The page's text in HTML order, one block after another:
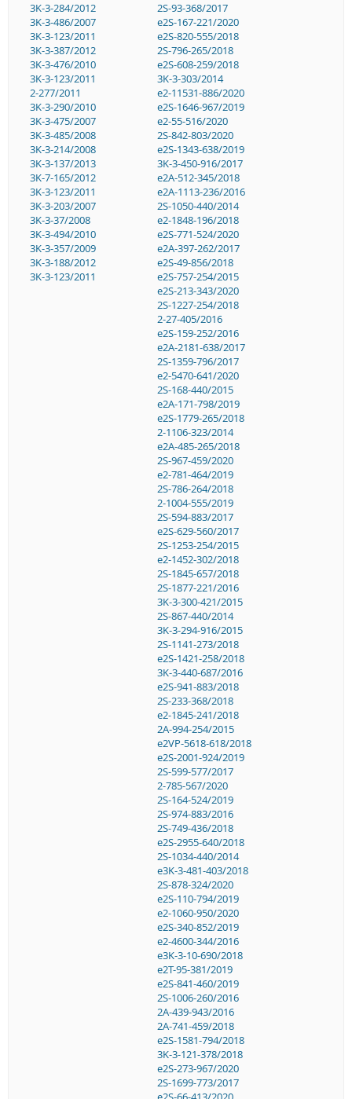
3K-3-284/2012
3K-3-486/2007
3K-3-123/2011
3K-3-387/2012
3K-3-476/2010
3K-3-123/2011
2-277/2011
3K-3-290/2010
3K-3-475/2007
3K-3-485/2008
3K-3-214/2008
3K-3-137/2013
3K-7-165/2012
3K-3-123/2011
3K-3-203/2007
3K-3-37/2008
3K-3-494/2010
3K-3-357/2009
3K-3-188/2012
3K-3-123/2011
2S-93-368/2017
e2S-167-221/2020
e2S-820-555/2018
2S-796-265/2018
e2S-608-259/2018
3K-3-303/2014
e2-11531-886/2020
e2S-1646-967/2019
e2-55-516/2020
2S-842-803/2020
e2S-1343-638/2019
3K-3-450-916/2017
e2A-512-345/2018
e2A-1113-236/2016
2S-1050-440/2014
e2-1848-196/2018
e2S-771-524/2020
e2A-397-262/2017
e2S-49-856/2018
e2S-757-254/2015
e2S-213-343/2020
2S-1227-254/2018
2-27-405/2016
e2S-159-252/2016
e2A-2181-638/2017
2S-1359-796/2017
e2-5470-641/2020
2S-168-440/2015
e2A-171-798/2019
e2S-1779-265/2018
2-1106-323/2014
e2A-485-265/2018
2S-967-459/2020
e2-781-464/2019
2S-786-264/2018
2-1004-555/2019
2S-594-883/2017
e2S-629-560/2017
2S-1253-254/2015
e2-1452-302/2018
2S-1845-657/2018
2S-1877-221/2016
3K-3-300-421/2015
2S-867-440/2014
3K-3-294-916/2015
2S-1141-273/2018
e2S-1421-258/2018
3K-3-440-687/2016
e2S-941-883/2018
2S-233-368/2018
e2-1845-241/2018
2A-994-254/2015
e2VP-5618-618/2018
e2S-2001-924/2019
2S-599-577/2017
2-785-567/2020
2S-164-524/2019
2S-974-883/2016
2S-749-436/2018
e2S-2955-640/2018
2S-1034-440/2014
e3K-3-481-403/2018
2S-878-324/2020
e2S-110-794/2019
e2-1060-950/2020
e2S-340-852/2019
e2-4600-344/2016
e3K-3-10-690/2018
e2T-95-381/2019
e2S-841-460/2019
2S-1006-260/2016
2A-439-943/2016
2A-741-459/2018
e2S-1581-794/2018
3K-3-121-378/2018
e2S-273-967/2020
2S-1699-773/2017